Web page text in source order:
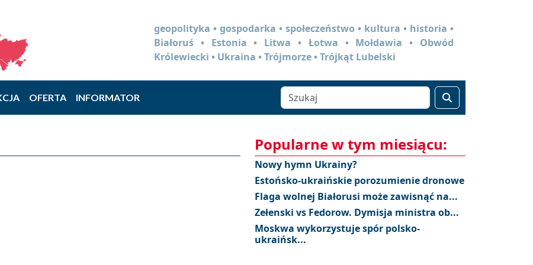
geopolityka • gospodarka • społeczeństwo • kultura • historia •
Białoruś • Estonia • Litwa • Łotwa • Mołdawia • Obwód
Królewiecki • Ukraina • Trójmorze • Trójkąt Lubelski
OFERTA INFORMATOR
Popularne w tym miesiącu:
Nowy hymn Ukrainy?
Estońsko-ukraińskie porozumienie dronowe
Flaga wolnej Białorusi może zawisnąć na...
Zełenski vs Fedorow. Dymisja ministra ob...
Moskwa wykorzystuje spór polsko-
ukraińsk...